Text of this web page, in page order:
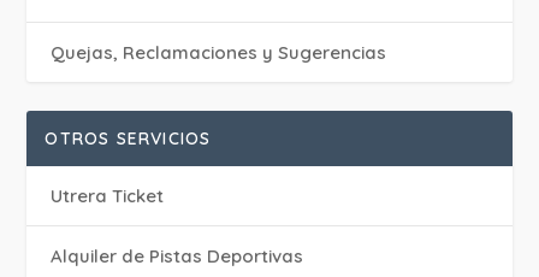
Quejas, Reclamaciones y Sugerencias
OTROS SERVICIOS
Utrera Ticket
Alquiler de Pistas Deportivas